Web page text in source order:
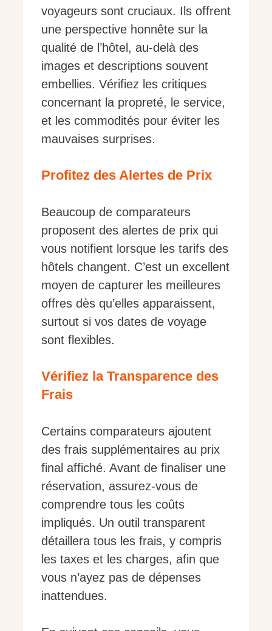
voyageurs sont cruciaux. Ils offrent
une perspective honnête sur la
qualité de l’hôtel, au-delà des
images et descriptions souvent
embellies. Vérifiez les critiques
concernant la propreté, le service,
et les commodités pour éviter les
mauvaises surprises.
Profitez des Alertes de Prix
Beaucoup de comparateurs
proposent des alertes de prix qui
vous notifient lorsque les tarifs des
hôtels changent. C’est un excellent
moyen de capturer les meilleures
offres dès qu’elles apparaissent,
surtout si vos dates de voyage
sont flexibles.
Vérifiez la Transparence des
Frais
Certains comparateurs ajoutent
des frais supplémentaires au prix
final affiché. Avant de finaliser une
réservation, assurez-vous de
comprendre tous les coûts
impliqués. Un outil transparent
détaillera tous les frais, y compris
les taxes et les charges, afin que
vous n’ayez pas de dépenses
inattendues.